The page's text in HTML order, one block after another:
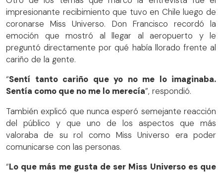
impresionante recibimiento que tuvo en Chile luego de
coronarse Miss Universo. Don Francisco recordó la
emoción que mostró al llegar al aeropuerto y le
preguntó directamente por qué había llorado frente al
cariño de la gente.
“Sentí tanto cariño que yo no me lo imaginaba.
Sentía como que no me lo merecía”, respondió.
También explicó que nunca esperó semejante reacción
del público y que uno de los aspectos que más
valoraba de su rol como Miss Universo era poder
comunicarse con las personas.
“Lo que más me gusta de ser Miss Universo es que